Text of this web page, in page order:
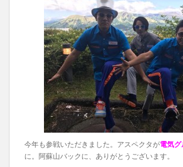
今年も参戦いただきました。アスペクタが電気
に。阿蘇山バックに、ありがとうございます。